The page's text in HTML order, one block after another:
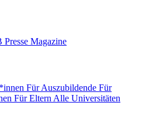
Presse Magazine
Für Auszubildende Für
Für Eltern Alle Universitäten